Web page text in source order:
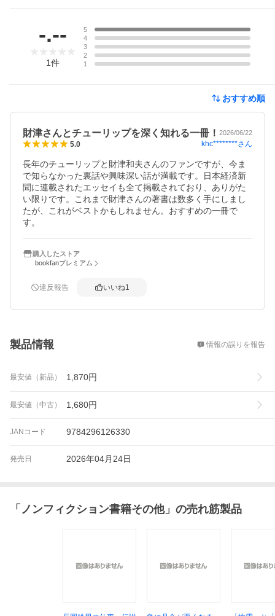
-.--
1件
5
4
3
2
1
おすすめ順
財津さんとチューリップを深く知れる一冊！ 2026/06/22
5.0 khc********さん
長年のチューリップと財津和夫さんのファンですが、今ま
で知らなかった裏話や興味深い話が満載です。日本経済新
聞に連載されたエッセイも全て掲載されており、ありがた
い限りです。これまで財津さんの著書は数多く手にしまし
たが、これがベストかもしれません。おすすめの一冊で
す。
購入したストア
bookfanプレミアム
違反報告 いいね1
製品情報 情報の誤りを報告
最安値（新品） 1,870円
最安値（中古） 1,680円
JANコード 9784296126330
発売日 2026年04月24日
「 ノンフィクション書籍その他」の売れ筋製品